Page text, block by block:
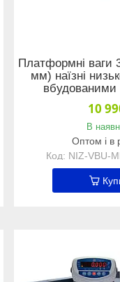
Платформні ваги
мм) наїзні
10
В
Оптом і в
NIZ-VBU-